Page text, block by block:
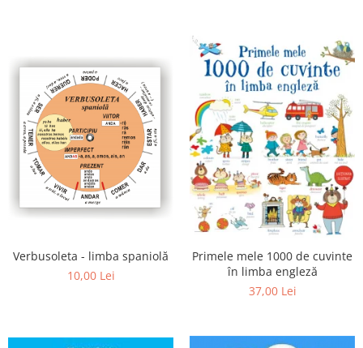
Editura Cartemma
Editura Casa
Editura Corint
Editura Frontiera
Editura Gama
Editura Kreativ
Editura Lizuka Educativ
Editura Nemira
Verbusoleta - limba spaniolă
10,00 Lei
Primele mele 1000 de cuvinte
în limba engleză
37,00 Lei